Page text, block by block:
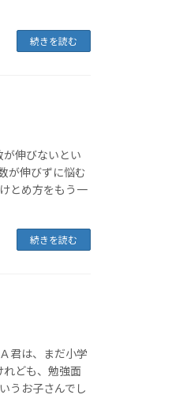
続きを読む
伸びないとい
が伸びずに悩む
とめ方をもう一
続きを読む
君は、まだ小学
れども、勉強面
うお子さんでし